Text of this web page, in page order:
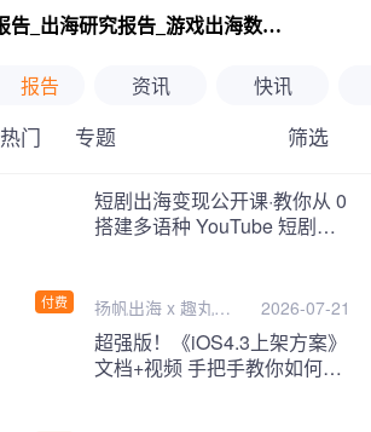
出海数据报告_出海研究报告_游戏出海数据报告_海外趋势分析-扬帆出海
报告 资讯 快讯
热门 专题 筛选
继续下拉刷新
付费
短剧出海变现公开课·教你从 0
搭建多语种 YouTube 短剧频
扬帆出海 x 趣丸千 2026-07-21
超强版！《iOS4.3上架方案》
文档+视频 手把手教你如何一